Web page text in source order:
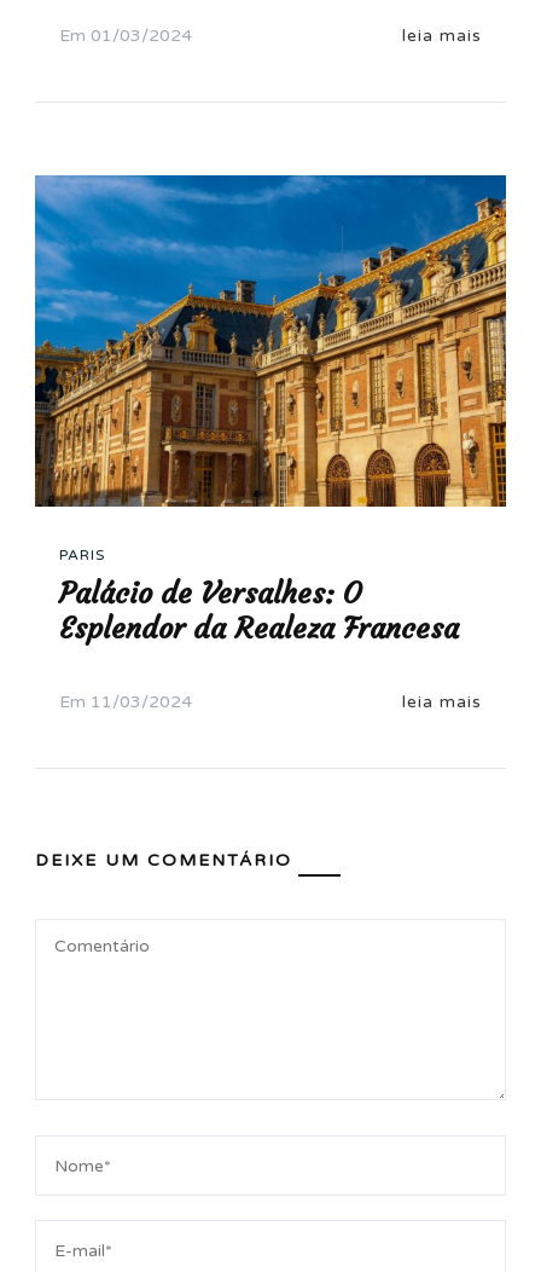
Em 01/03/2024 leia mais
PARIS
Palácio de Versalhes: O
Esplendor da Realeza Francesa
Em 11/03/2024 leia mais
DEIXE UM COMENTÁRIO